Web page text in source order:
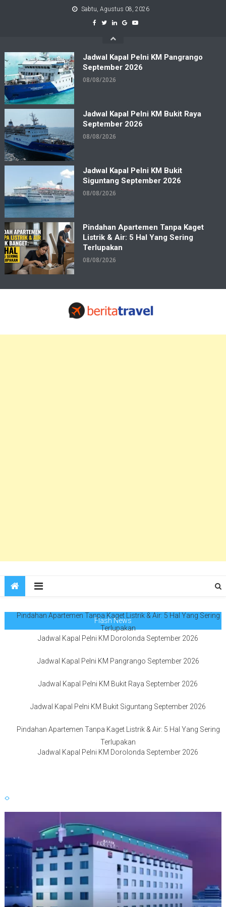
Sabtu, Agustus 08, 2026
Jadwal Kapal Pelni KM Pangrango
September 2026
08/08/2026
Jadwal Kapal Pelni KM Bukit Raya
September 2026
08/08/2026
Jadwal Kapal Pelni KM Bukit
Siguntang September 2026
08/08/2026
Pindahan Apartemen Tanpa Kaget
Listrik & Air: 5 Hal Yang Sering
Terlupakan
08/08/2026
Travelbiz
Flash News
Pindahan Apartemen Tanpa Kaget Listrik & Air: 5 Hal Yang Sering
Terlupakan
Jadwal Kapal Pelni KM Dorolonda September 2026
Jadwal Kapal Pelni KM Pangrango September 2026
Jadwal Kapal Pelni KM Bukit Raya September 2026
Jadwal Kapal Pelni KM Bukit Siguntang September 2026
Pindahan Apartemen Tanpa Kaget Listrik & Air: 5 Hal Yang Sering
Terlupakan
Jadwal Kapal Pelni KM Dorolonda September 2026